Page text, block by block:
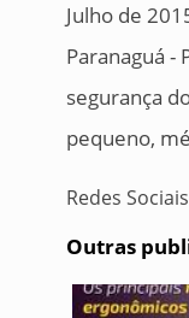
Julho de
Paranaguá -
segurança
pequeno,
Redes
Outras